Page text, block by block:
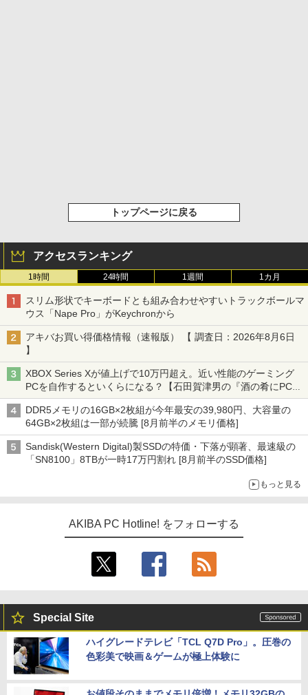
トップページに戻る
アクセスランキング
1時間 24時間 1週間 1カ月
スリム形状でキーボードとも組み合わせやすいトラックボールマ
ウス「Nape Pro」がKeychronから
アキバお買い得価格情報（速報版） 【 調査日：2026年8月6日
】
XBOX Series Xが値上げで10万円超え。近い性能のゲーミング
PCを自作するといくらになる？【石田賀津男の『酒の肴にPCゲ
ーム』】
DDR5メモリの16GB×2枚組が今年最安の39,980円、大容量の
64GB×2枚組は一部が続騰 [8月前半のメモリ価格]
Sandisk(Western Digital)製SSDの特価・下落が顕著、最速級の
「SN8100」8TBが一時17万円割れ [8月前半のSSD価格]
もっと見る
AKIBA PC Hotline! をフォローする
Special Site
ハイグレードテレビ「TCL Q7D Pro」。圧巻の
色彩美で映画＆ゲームが極上体験に